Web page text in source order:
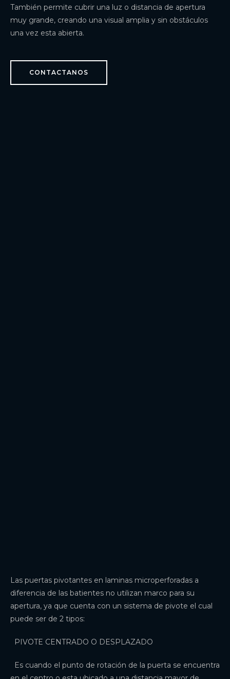
También permite cubrir una luz o distancia de apertura
muy grande, creando una visual amplia y sin obstáculos
una vez esta abierta.
CONTACTANOS
Las puertas pivotantes en laminas microperforadas a
diferencia de las batientes no utilizan marco para su
apertura, ya que cuenta con un sistema de pivote el cual
puede ser de 2 tipos:
PIVOTE CENTRADO O DESPLAZADO
Es cuando el punto de rotación de la puerta se encuentra